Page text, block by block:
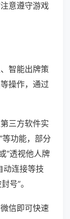
意遵守游戏
智能出牌策
操作，通过
三方软件实
等功能，部分
“透视他人牌
动连接等技
号”。
信即可快速